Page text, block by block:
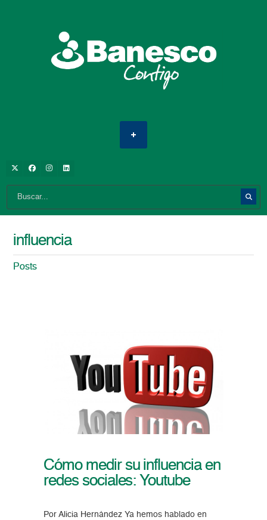
influencia
Posts
Cómo medir su influencia en
redes sociales: Youtube
Por Alicia Hernández Ya hemos hablado en